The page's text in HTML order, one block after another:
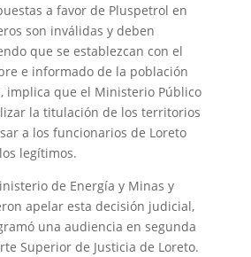
a favor de Pluspetrol en
son inválidas y deben
que se establezcan con el
e informado de la población
implica que el Ministerio Público
la titulación de los territorios
a los funcionarios de Loreto
legítimos.
de Energía y Minas y
apelar esta decisión judicial,
una audiencia en segunda
Superior de Justicia de Loreto.